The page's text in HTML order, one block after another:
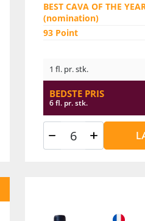
BEST CAVA OF THE
(nomination)
93 Point
1 fl. pr. stk.
BEDSTE PRIS
6 fl. pr. stk.